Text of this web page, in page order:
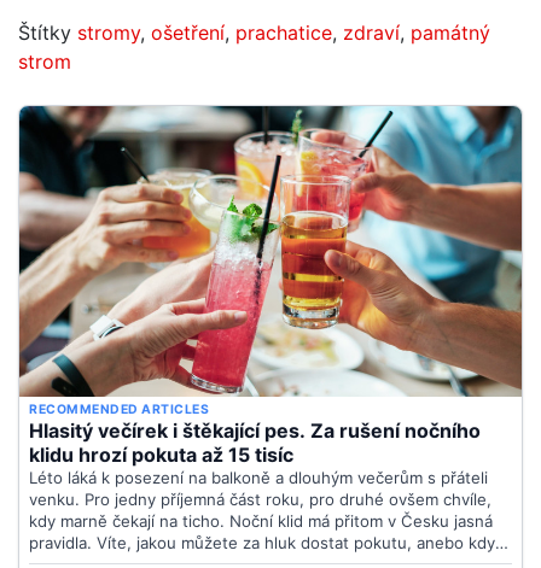
Štítky stromy, ošetření, prachatice, zdraví, památný
strom